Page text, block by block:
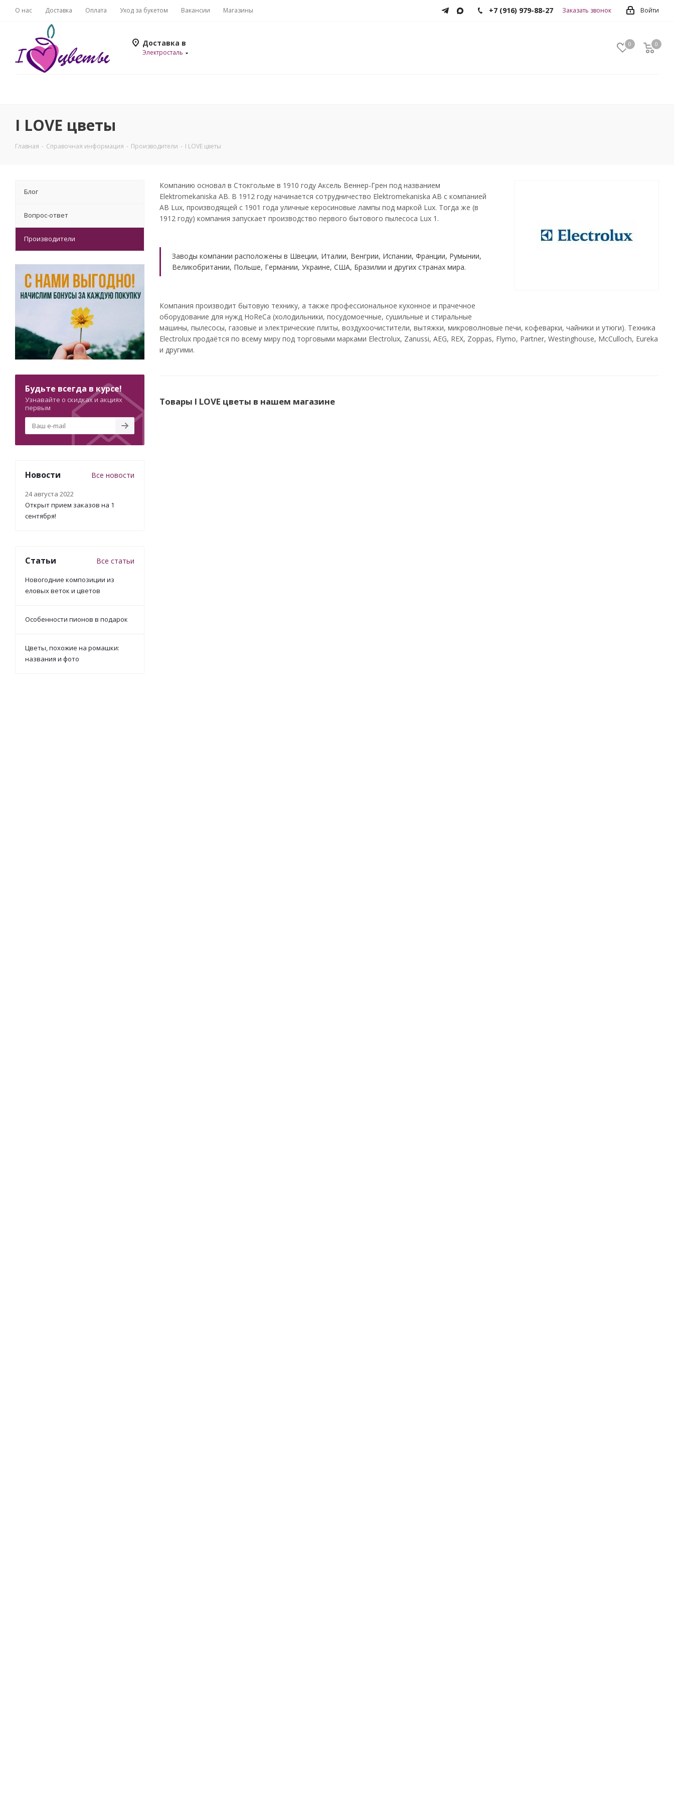
О нас Доставка Оплата Уход за букетом Вакансии Магазины Войти
+7 (916) 979-88-27 Заказать звонок
Доставка в
Электросталь
0 0
0
I LOVE цветы
Главная - Справочная информация - Производители - I LOVE цветы
Компанию основал в Стокгольме в 1910 году Аксель Веннер-Грен под названием
Elektromekaniska AB. В 1912 году начинается сотрудничество Elektromekaniska AB с компанией
AB Lux, производящей с 1901 года уличные керосиновые лампы под маркой Lux. Тогда же (в
1912 году) компания запускает производство первого бытового пылесоса Lux 1.
Заводы компании расположены в Швеции, Италии, Венгрии, Испании, Франции, Румынии,
Великобритании, Польше, Германии, Украине, США, Бразилии и других странах мира.
Компания производит бытовую технику, а также профессиональное кухонное и прачечное
оборудование для нужд HoReCa (холодильники, посудомоечные, сушильные и стиральные
машины, пылесосы, газовые и электрические плиты, воздухоочистители, вытяжки, микроволновые печи, кофеварки, чайники и утюги). Техника
Electrolux продаётся по всему миру под торговыми марками Electrolux, Zanussi, AEG, REX, Zoppas, Flymo, Partner, Westinghouse, McCulloch, Eureka
и другими.
Товары I LOVE цветы в нашем магазине
Блог
Вопрос-ответ
Производители
Будьте всегда в курсе!
Узнавайте о скидках и акциях
первым
Новости Все новости
24 августа 2022
Открыт прием заказов на 1
сентября!
Статьи Все статьи
Новогодние композиции из
еловых веток и цветов
Особенности пионов в подарок
Цветы, похожие на ромашки:
названия и фото